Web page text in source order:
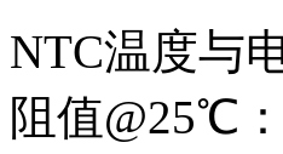
NTC温度与
阻值@25℃